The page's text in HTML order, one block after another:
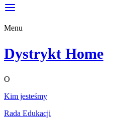
Menu
Dystrykt Home
O
Kim jesteśmy
Rada Edukacji